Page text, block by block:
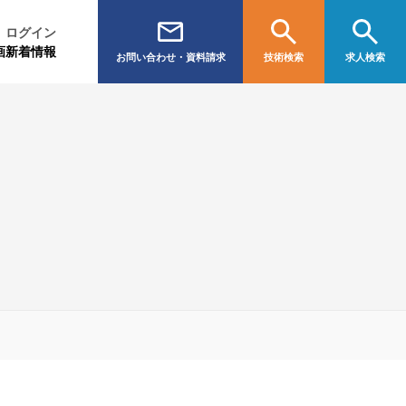
ログイン
新着情報 お問い合わせ・資料請求 技術検索 求人検索